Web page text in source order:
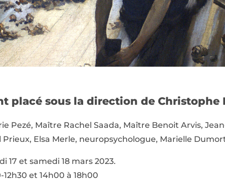
placé sous la direction de Christophe
Pezé, Maître Rachel Saada, Maître Benoit Arvis,
Prieux, Elsa Merle, neuropsychologue, Marielle
17 et samedi 18 mars 2023.
12h30 et 14h00 à 18h00